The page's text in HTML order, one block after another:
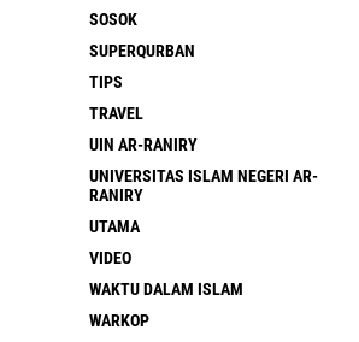
SOSOK
SUPERQURBAN
TIPS
TRAVEL
UIN AR-RANIRY
UNIVERSITAS ISLAM NEGERI AR-
RANIRY
UTAMA
VIDEO
WAKTU DALAM ISLAM
WARKOP